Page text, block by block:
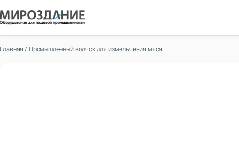
Главная / Промышленный волчок для измельчения мяса